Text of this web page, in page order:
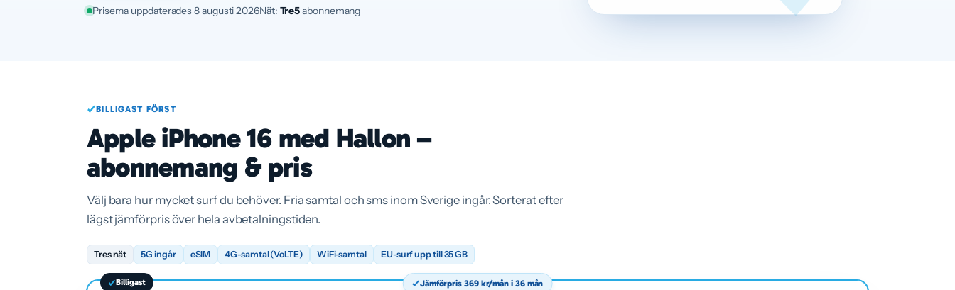
Priserna uppdaterades 8 augusti 2026Nät: Tre5abonnemang
BILLIGAST FÖRST
Apple iPhone 16 med Hallon –
abonnemang & pris
Välj bara hur mycket surf du behöver. Fria samtal och sms inom Sverige ingår. Sorterat efter
lägst jämförpris över hela avbetalningstiden.
Tres nät 5G ingår eSIM 4G-samtal (VoLTE) WiFi-samtal EU-surf upp till 35 GB
Billigast Jämförpris 369 kr/mån i 36 mån